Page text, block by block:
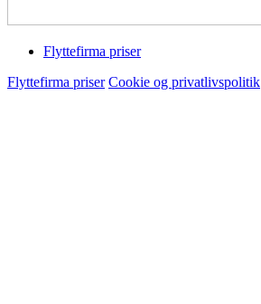
Flyttefirma priser
Flyttefirma priser Cookie og privatlivspolitik